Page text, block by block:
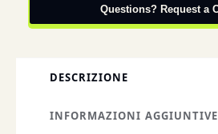
Questions? Request a
DESCRIZIONE
INFORMAZIONI AGGIUNTIVE